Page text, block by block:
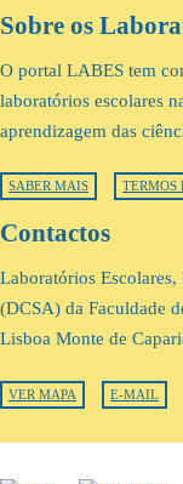
Sobre os
O portal LABES tem
laboratórios escolares
aprendizagem das
SABER MAIS TERMOS
Contactos
Laboratórios
(DCSA) da Faculdade
Lisboa Monte de
VER MAPA E-MAIL